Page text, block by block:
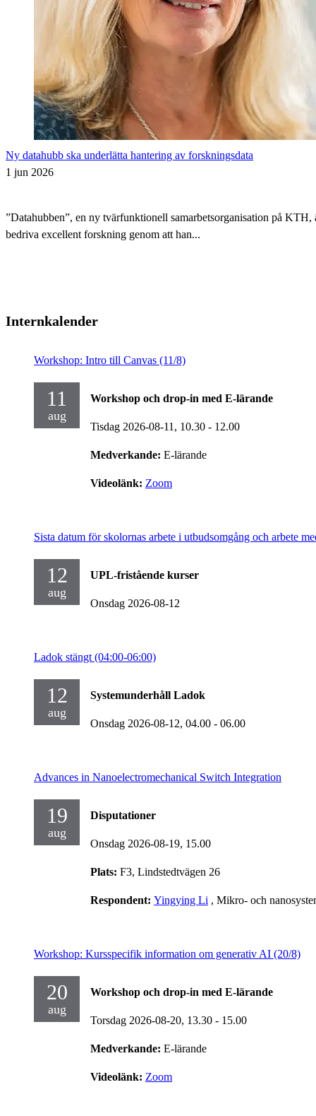
Ny datahubb ska underlätta hantering av forskningsdata
1 jun 2026
”Datahubben”, en ny tvärfunktionell samarbetsorganisation på
bedriva excellent forskning genom att han...
Internkalender
Workshop: Intro till Canvas (11/8)
11
aug
Workshop och drop-in med E-lärande
Tisdag 2026-08-11, 10.30 - 12.00
Medverkande: E-lärande
Videolänk: Zoom
Sista datum för skolornas arbete i utbudsomgång och arbete
12
aug
UPL-fristående kurser
Onsdag 2026-08-12
Ladok stängt (04:00-06:00)
12
aug
Systemunderhåll Ladok
Onsdag 2026-08-12, 04.00 - 06.00
Advances in Nanoelectromechanical Switch Integration
19
aug
Disputationer
Onsdag 2026-08-19, 15.00
Plats: F3, Lindstedtvägen 26
Respondent: Yingying Li , Mikro- och
Workshop: Kursspecifik information om generativ AI (20/8)
20
aug
Workshop och drop-in med E-lärande
Torsdag 2026-08-20, 13.30 - 15.00
Medverkande: E-lärande
Videolänk: Zoom